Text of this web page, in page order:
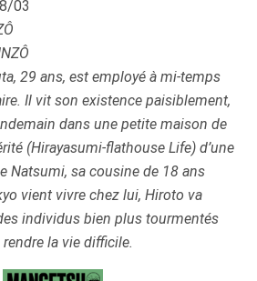
03
29 ans, est employé à mi-temps
Il vit son existence paisiblement,
dans une petite maison de
(Hirayasumi-flathouse Life) d’une
Natsumi, sa cousine de 18 ans
vient vivre chez lui, Hiroto va
individus bien plus tourmentés
la vie difficile.